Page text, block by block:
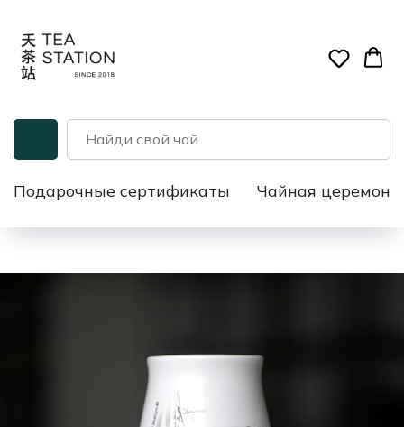
Подарочные сертификаты Чайная